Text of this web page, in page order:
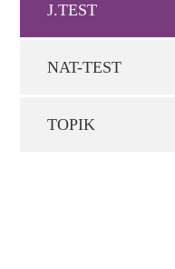
J.TEST
NAT-TEST
TOPIK